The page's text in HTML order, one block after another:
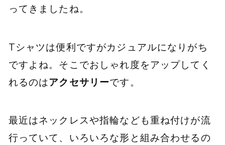
ってきましたね。
Tシャツは便利ですがカジュアルになりがち
ですよね。そこでおしゃれ度をアップしてく
れるのはアクセサリーです。
最近はネックレスや指輪なども重ね付けが流
行っていて、いろいろな形と組み合わせるの